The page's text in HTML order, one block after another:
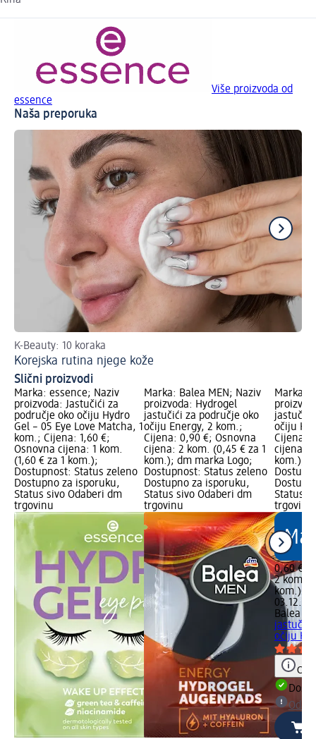
Više proizvoda od
essence
Naša preporuka
K-Beauty: 10 koraka
Korejska rutina njege kože
Slični proizvodi
Marka: essence; Naziv
proizvoda: Jastučići za
područje oko očiju Hydro
Gel – 05 Eye Love Matcha, 1
kom.; Cijena: 1,60 €;
Osnovna cijena: 1 kom.
(1,60 € za 1 kom.);
Dostupnost: Status zeleno
Dostupno za isporuku,
Status sivo Odaberi dm
trgovinu
Marka: Balea MEN; Naziv
proizvoda: Hydrogel
jastučići za područje oko
očiju Energy, 2 kom.;
Cijena: 0,90 €; Osnovna
cijena: 2 kom. (0,45 € za 1
kom.); dm marka Logo;
Dostupnost: Status zeleno
Dostupno za isporuku,
Status sivo Odaberi dm
trgovinu
Marka:
jastučići
očiju
Cijena:
cijena: 2
kom.);
Status
trgovinu
0,60 €
2 kom.
kom.)
Balea
jastučići
očiju